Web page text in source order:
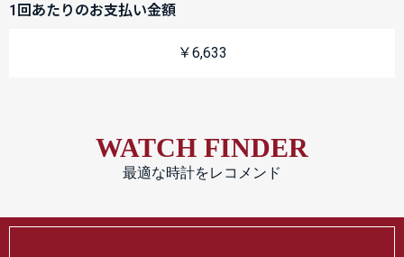
1回あたりのお支払い金額
￥6,633
WATCH FINDER
最適な時計をレコメンド